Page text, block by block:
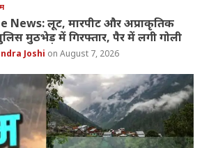
लूट, मारपीट और अप्राकृतिक
मुठभेड़ में गिरफ्तार, पैर में लगी गोली
Joshi August 7, 2026